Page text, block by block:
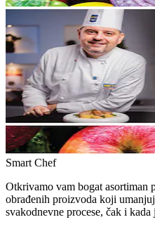
Smart Chef
Otkrivamo vam bogat asortiman
obrađenih proizvoda koji
svakodnevne procese, čak i